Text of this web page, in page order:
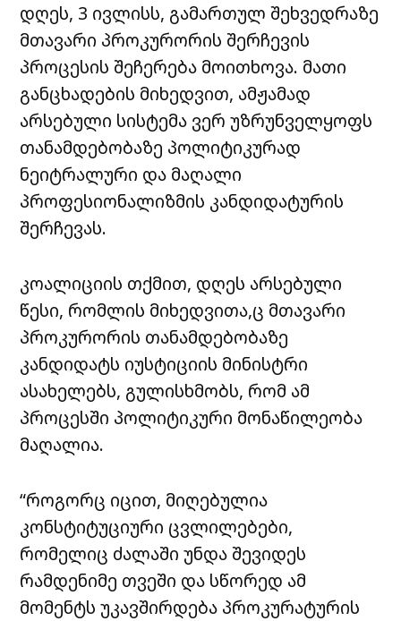
დღეს, 3 ივლისს, გამართულ შეხვედრაზე
მთავარი პროკურორის შერჩევის
პროცესის შეჩერება მოითხოვა. მათი
განცხადების მიხედვით, ამჟამად
არსებული სისტემა ვერ უზრუნველყოფს
თანამდებობაზე პოლიტიკურად
ნეიტრალური და მაღალი
პროფესიონალიზმის კანდიდატურის
შერჩევას.
კოალიციის თქმით, დღეს არსებული
წესი, რომლის მიხედვითა,ც მთავარი
პროკურორის თანამდებობაზე
კანდიდატს იუსტიციის მინისტრი
ასახელებს, გულისხმობს, რომ ამ
პროცესში პოლიტიკური მონაწილეობა
მაღალია.
“როგორც იცით, მიღებულია
კონსტიტუციური ცვლილებები,
რომელიც ძალაში უნდა შევიდეს
რამდენიმე თვეში და სწორედ ამ
მომენტს უკავშირდება პროკურატურის